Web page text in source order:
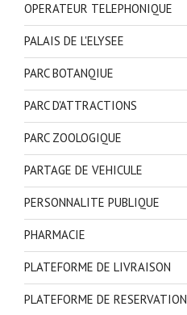
OPERATEUR TELEPHONIQUE
PALAIS DE L'ELYSEE
PARC BOTANQIUE
PARC D'ATTRACTIONS
PARC ZOOLOGIQUE
PARTAGE DE VEHICULE
PERSONNALITE PUBLIQUE
PHARMACIE
PLATEFORME DE LIVRAISON
PLATEFORME DE RESERVATION